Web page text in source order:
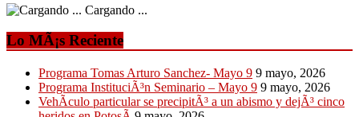
Cargando ...
Lo MÃ¡s Reciente
Programa Tomas Arturo Sanchez- Mayo 9 9 mayo, 2026
Programa InstituciÃ³n Seminario – Mayo 9 9 mayo, 2026
VehÃ­culo particular se precipitÃ³ a un abismo y dejÃ³ cinco